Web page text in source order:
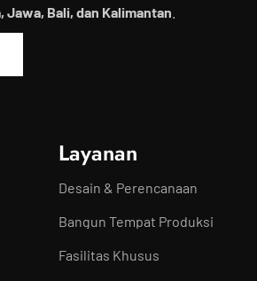
Jawa, Bali, dan Kalimantan
Layanan
Desain & Perencanaan
Bangun Tempat Produksi
Fasilitas Khusus